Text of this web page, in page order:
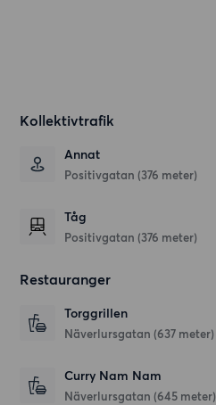
Kollektivtrafik
Annat
Positivgatan (376 meter)
Tåg
Positivgatan (376 meter)
Restauranger
Torggrillen
Näverlursgatan (637 meter)
Curry Nam Nam
Näverlursgatan (645 meter)